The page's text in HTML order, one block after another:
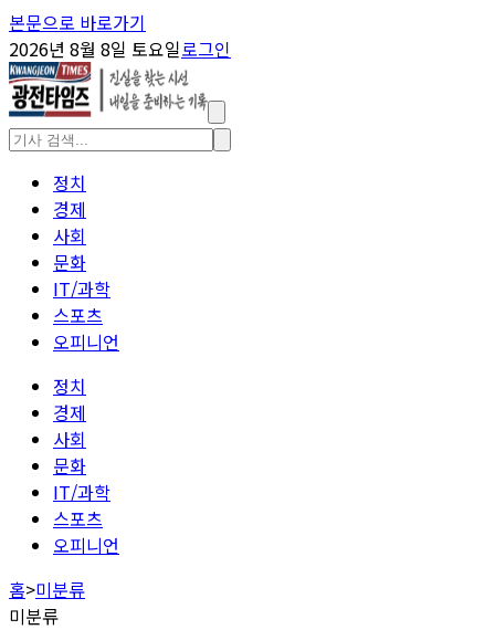
본문으로 바로가기
2026년 8월 8일 토요일로그인
정치
경제
사회
문화
IT/과학
스포츠
오피니언
정치
경제
사회
문화
IT/과학
스포츠
오피니언
홈>미분류
미분류